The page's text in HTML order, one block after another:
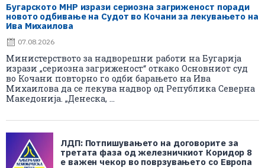
Бугарското МНР изрази сериозна загриженост поради
новото одбивање на Судот во Кочани за лекувањето на
Ива Михаилова
07.08.2026
Министерството за надворешни работи на Бугарија
изрази „сериозна загриженост“ откако Основниот суд
во Кочани повторно го одби барањето на Ива
Михаилова да се лекува надвор од Република Северна
Македонија. „Денеска, ...
ЛДП: Потпишувањето на договорите за
третата фаза од железничкиот Коридор 8
е важен чекор во поврзувањето со Европа